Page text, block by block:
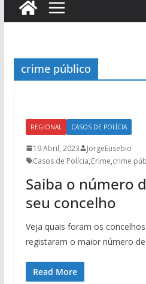
crime público
REGIONAL CASOS DE POLÍCIA
19 Abril, 2023
JorgeEusebio
Casos de Polícia,Crime,crime
Saiba o número
seu concelho
Veja quais foram os
registaram o maior número
Read More